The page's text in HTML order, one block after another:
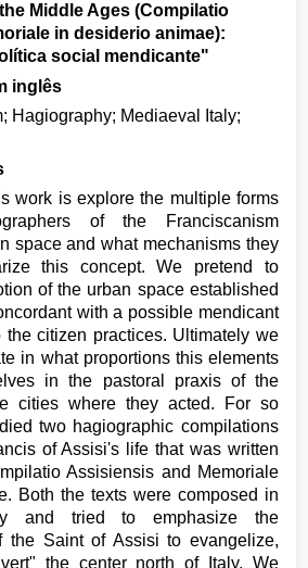
Middle Ages (Compilatio
in desiderio animae):
social mendicante"
inglês
Hagiography; Mediaeval Italy;
work is explore the multiple forms
of the Franciscanism
space and what mechanisms they
this concept. We pretend to
of the urban space established
with a possible mendicant
the citizen practices. Ultimately we
in what proportions this elements
in the pastoral praxis of the
cities where they acted. For so
two hagiographic compilations
of Assisi's life that was written
Assisiensis and Memoriale
Both the texts were composed in
and tried to emphasize the
the Saint of Assisi to evangelize,
the center north of Italy. We